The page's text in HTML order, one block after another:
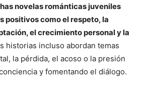
novelas románticas juveniles
positivos como el respeto, la
el crecimiento personal y la
historias incluso abordan temas
la pérdida, el acoso o la presión
y fomentando el diálogo.